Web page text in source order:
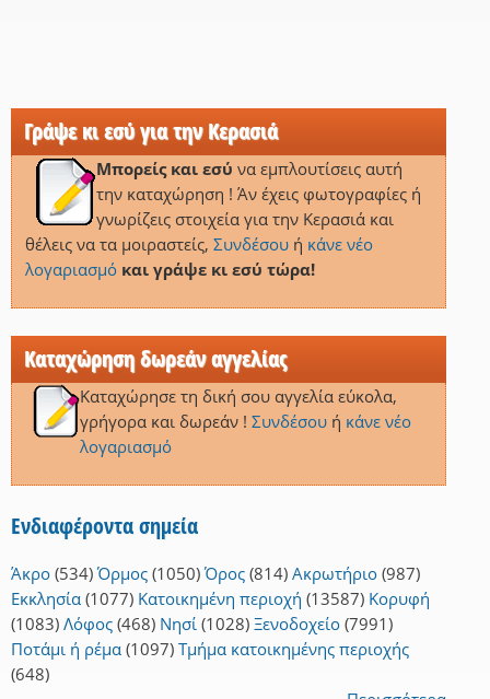
Γράψε κι εσύ για την Κερασιά
Μπορείς και εσύ να εμπλουτίσεις αυτή
την καταχώρηση ! Άν έχεις φωτογραφίες ή
γνωρίζεις στοιχεία για την Κερασιά και
θέλεις να τα μοιραστείς, Συνδέσουή κάνε νέο
λογαριασμό και γράψε κι εσύ τώρα!
Καταχώρηση δωρεάν αγγελίας
Καταχώρησε τη δική σου αγγελία εύκολα,
γρήγορα και δωρεάν ! Συνδέσουή κάνε νέο
λογαριασμό
Ενδιαφέροντα σημεία
Άκρο (534) Όρμος (1050) Όρος (814) Ακρωτήριο (987)
Εκκλησία (1077) Κατοικημένη περιοχή (13587) Κορυφή
(1083) Λόφος (468) Νησί (1028) Ξενοδοχείο (7991)
Ποτάμι ή ρέμα (1097) Τμήμα κατοικημένης περιοχής
(648)